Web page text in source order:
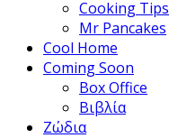
Cooking Tips
Mr Pancakes
Cool Home
Coming Soon
Box Office
Βιβλία
Ζώδια